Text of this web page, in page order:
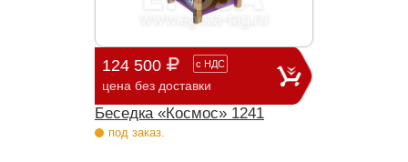
124 500 с НДС
цена без доставки
Беседка «Космос» 1241
под заказ.